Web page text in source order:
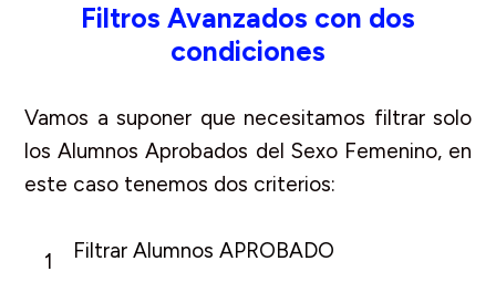
Filtros Avanzados con dos
condiciones
Vamos a suponer que necesitamos filtrar solo
los Alumnos Aprobados del Sexo Femenino, en
este caso tenemos dos criterios:
1 Filtrar Alumnos APROBADO